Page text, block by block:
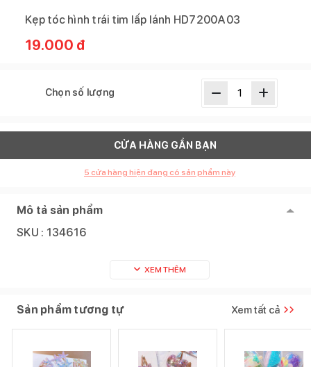
Kẹp tóc hình trái tim lấp lánh HD7200A03
19.000 đ
Chọn số lượng
CỬA HÀNG GẦN BẠN
5 cửa hàng hiện đang có sản phẩm này
Mô tả sản phẩm
SKU : 134616
XEM THÊM
Sản phẩm tương tự Xem tất cả